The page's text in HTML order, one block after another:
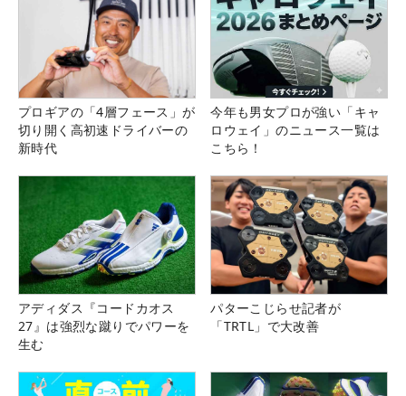
プロギアの「4層フェース」が
切り開く高初速ドライバーの
新時代
今年も男女プロが強い「キャ
ロウェイ」のニュース一覧は
こちら！
アディダス『コードカオス
27』は強烈な蹴りでパワーを
生む
パターこじらせ記者が
「TRTL」で大改善